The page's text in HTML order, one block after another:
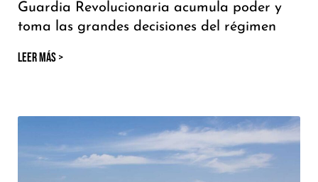
Guardia Revolucionaria acumula poder y
toma las grandes decisiones del régimen
LEER MÁS >